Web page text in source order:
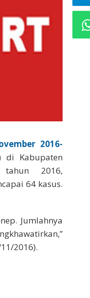
2016-
di Kabupaten
2016,
64 kasus.
Jumlahnya
2016).